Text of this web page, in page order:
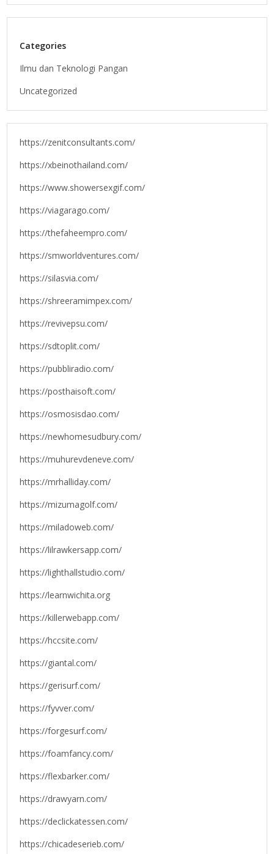
Categories
Ilmu dan Teknologi Pangan
Uncategorized
https://zenitconsultants.com/
https://xbeinothailand.com/
https://www.showersexgif.com/
https://viagarago.com/
https://thefaheempro.com/
https://smworldventures.com/
https://silasvia.com/
https://shreeramimpex.com/
https://revivepsu.com/
https://sdtoplit.com/
https://pubbliradio.com/
https://posthaisoft.com/
https://osmosisdao.com/
https://newhomesudbury.com/
https://muhurevdeneve.com/
https://mrhalliday.com/
https://mizumagolf.com/
https://miladoweb.com/
https://lilrawkersapp.com/
https://lighthallstudio.com/
https://learnwichita.org
https://killerwebapp.com/
https://hccsite.com/
https://giantal.com/
https://gerisurf.com/
https://fyvver.com/
https://forgesurf.com/
https://foamfancy.com/
https://flexbarker.com/
https://drawyarn.com/
https://declickatessen.com/
https://chicadeserieb.com/